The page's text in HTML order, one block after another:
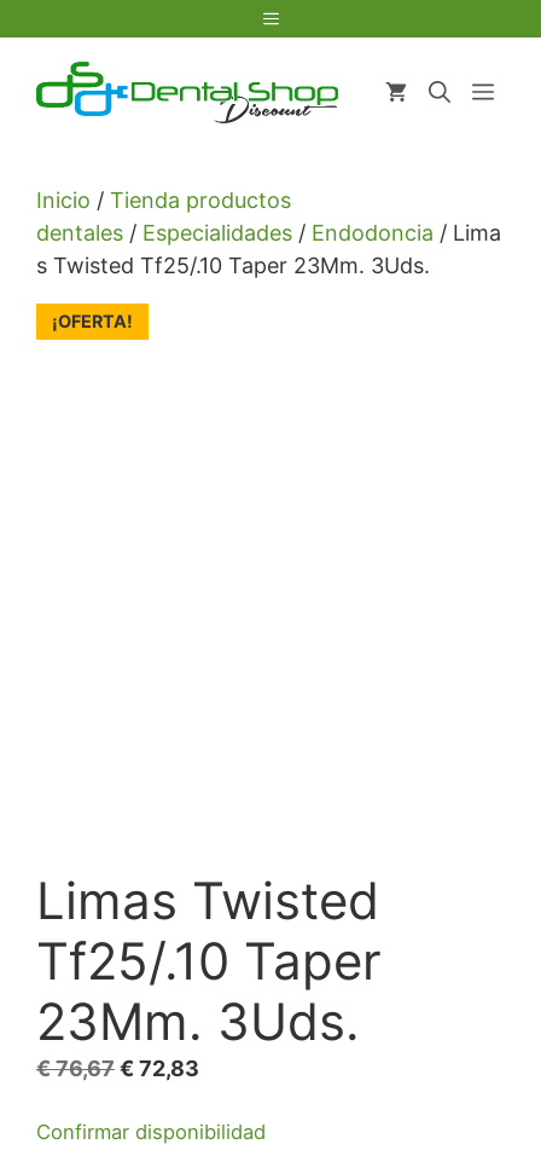
contenido
Menú
Inicio / Tienda productos
dentales / Especialidades / Endodoncia / Lima
s Twisted Tf25/.10 Taper 23Mm. 3Uds.
¡OFERTA!
Limas Twisted
Tf25/.10 Taper
23Mm. 3Uds.
€76,67El
original
€ 72,83
actual
Confirmar disponibilidad